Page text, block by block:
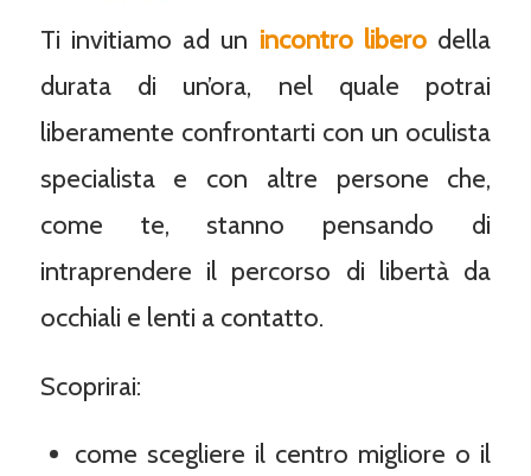
Ti invitiamo ad un incontro libero della
durata di un’ora, nel quale potrai
liberamente confrontarti con un oculista
specialista e con altre persone che,
come te, stanno pensando di
intraprendere il percorso di libertà da
occhiali e lenti a contatto.
Scoprirai:
come scegliere il centro migliore o il